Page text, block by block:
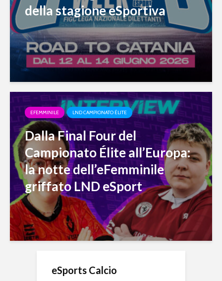
della stagione eSportiva
EFEMMINILE LND CAMPIONATO ÉLITE
Dalla Final Four del
Campionato Élite all’Europa:
la notte dell’eFemminile
griffato LND eSport
eSports Calcio